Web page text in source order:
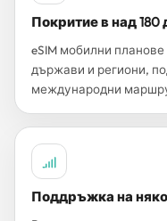
Покритие в над
eSIM мобилни
държави и региони,
международни
Поддръжка на